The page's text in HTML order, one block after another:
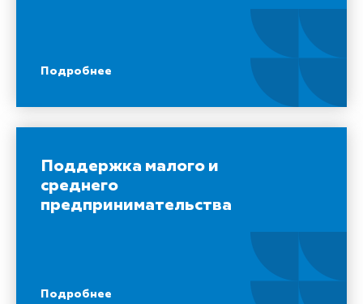
Подробнее
Поддержка малого и
среднего
предпринимательства
Подробнее